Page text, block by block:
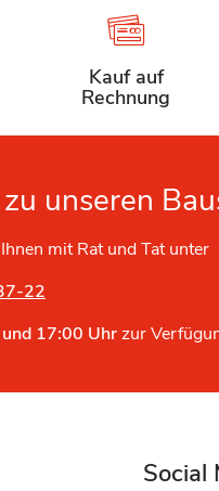
Kauf auf
Rechnung
unseren
mit Rat und Tat unter
22
17:00 Uhrzur
Social